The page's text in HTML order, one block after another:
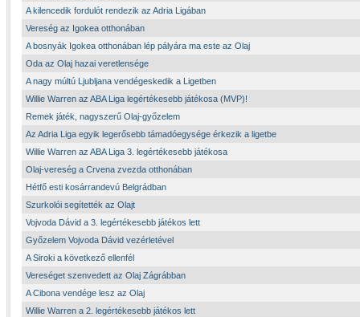
A kilencedik fordulót rendezik az Adria Ligában
Vereség az Igokea otthonában
A bosnyák Igokea otthonában lép pályára ma este az Olaj
Oda az Olaj hazai veretlensége
A nagy múltú Ljubljana vendégeskedik a Ligetben
Willie Warren az ABA Liga legértékesebb játékosa (MVP)!
Remek játék, nagyszerű Olaj-győzelem
Az Adria Liga egyik legerősebb támadóegysége érkezik a ligetbe
Willie Warren az ABA Liga 3. legértékesebb játékosa
Olaj-vereség a Crvena zvezda otthonában
Hétfő esti kosárrandevú Belgrádban
Szurkolói segítették az Olajt
Vojvoda Dávid a 3. legértékesebb játékos lett
Győzelem Vojvoda Dávid vezérletével
A Siroki a következő ellenfél
Vereséget szenvedett az Olaj Zágrábban
A Cibona vendége lesz az Olaj
Willie Warren a 2. legértékesebb játékos lett